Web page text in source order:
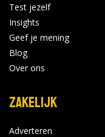
Test jezelf
Insights
Geef je mening
Blog
Over ons
Zakelijk
Adverteren